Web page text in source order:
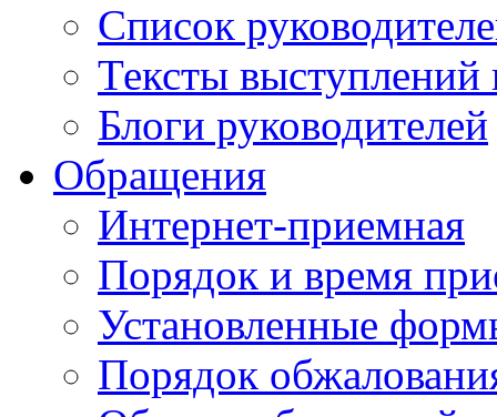
Список
Тексты выступлений
Блоги руководителей
Обращения
Интернет-приемная
Порядок и время
Установленные
Порядок